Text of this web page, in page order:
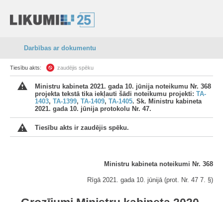
Darbības ar dokumentu
Tiesību akts: zaudējis spēku
Ministru kabineta 2021. gada 10. jūnija noteikumu Nr. 368
projekta tekstā tika iekļauti šādi noteikumu projekti: TA-
1403, TA-1399, TA-1409, TA-1405. Sk. Ministru kabineta
2021. gada 10. jūnija protokolu Nr. 47.
Tiesību akts ir zaudējis spēku.
Ministru kabineta noteikumi Nr. 368
Rīgā 2021. gada 10. jūnijā (prot. Nr. 47 7. §)